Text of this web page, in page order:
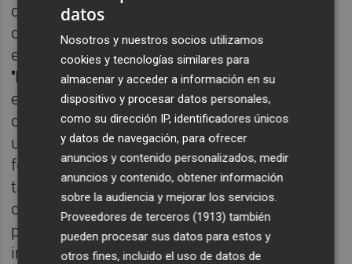
democráticos del presidente: le afeó la
derogación de la limitación de mandatos,
empleando calificativos inclementes
"Mirasse está convirtiendo en un dictador
en potencia, en un peligro para la
democracia". Y remató su intervención con
un sello de la casa, como es reivindicar el
feminismo y los derechos LGTBI: ellos
también forman parte del debate del estado
de la Región. "Un observatorio LGTBI sin
personas LGTBI es un insulto a la
inteligencia", dijo, entre otras ideas.
datos
Nosotros y nuestros socios utilizamos
cookies y tecnologías similares para
almacenar y acceder a información en su
dispositivo y procesar datos personales,
como su dirección IP, identificadores únicos
y datos de navegación, para ofrecer
anuncios y contenido personalizados, medir
anuncios y contenido, obtener información
sobre la audiencia y mejorar los servicios.
Proveedores de terceros (1913) también
pueden procesar sus datos para estos y
otros fines, incluido el uso de datos de